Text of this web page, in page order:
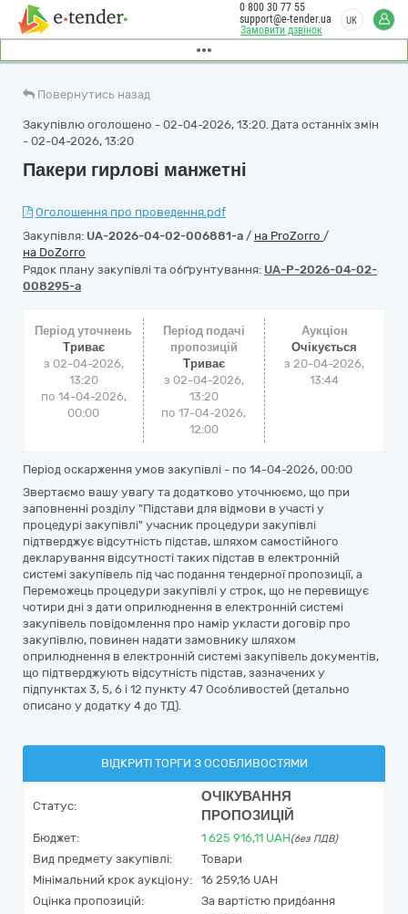
Замовити дзвінок
0 800 30 77 55
support@e-tender.ua
UK
Повернутись назад
Закупівлю оголошено - 02-04-2026, 13:20. Дата останніх змін
- 02-04-2026, 13:20
Пакери гирлові манжетні
Оголошення про проведення.pdf
Закупівля: UA-2026-04-02-006881-a / на ProZorro /
на DoZorro
Рядок плану закупівлі та обґрунтування: UA-P-2026-04-02-
008295-a
Період уточнень
Триває
з 02-04-2026,
13:20
по 14-04-2026,
00:00
Період подачі
пропозицій
Триває
з 02-04-2026,
13:20
по 17-04-2026,
12:00
Аукціон
Очікується
з20-04-2026,
13:44
Період оскарження умов закупівлі - по 14-04-2026, 00:00
Звертаємо вашу увагу та додатково уточнюємо, що при
заповненні розділу "Підстави для відмови в участі у
процедурі закупівлі" учасник процедури закупівлі
підтверджує відсутність підстав, шляхом самостійного
декларування відсутності таких підстав в електронній
системі закупівель під час подання тендерної пропозиції, а
Переможець процедури закупівлі у строк, що не перевищує
чотири дні з дати оприлюднення в електронній системі
закупівель повідомлення про намір укласти договір про
закупівлю, повинен надати замовнику шляхом
оприлюднення в електронній системі закупівель документів,
що підтверджують відсутність підстав, зазначених у
підпунктах 3, 5, 6 і 12 пункту 47 Особливостей (детально
описано у додатку 4 до ТД).
ВІДКРИТІ ТОРГИ З ОСОБЛИВОСТЯМИ
Статус:
ОЧІКУВАННЯ
ПРОПОЗИЦІЙ
Бюджет: 1 625 916,11 UAH(без ПДВ)
Вид предмету закупівлі:
Товари
Мінімальний крок аукціону:
16 259,16 UAH
Оцінка пропозицій:
За вартістю придбання